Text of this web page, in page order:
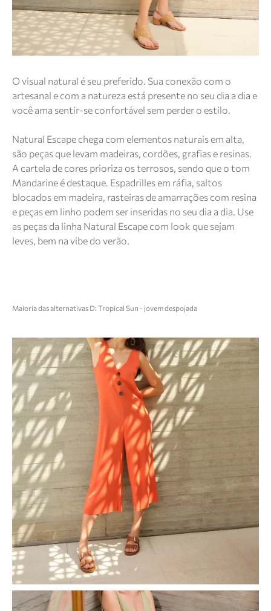
O visual natural é seu preferido. Sua conexão com o
artesanal e com a natureza está presente no seu dia a dia e
você ama sentir-se confortável sem perder o estilo.
Natural Escape chega com elementos naturais em alta,
são peças que levam madeiras, cordões, grafias e resinas.
A cartela de cores prioriza os terrosos, sendo que o tom
Mandarine é destaque. Espadrilles em ráfia, saltos
blocados em madeira, rasteiras de amarrações com resina
e peças em linho podem ser inseridas no seu dia a dia. Use
as peças da linha Natural Escape com look que sejam
leves, bem na vibe do verão.
Maioria das alternativas D: Tropical Sun - jovem despojada